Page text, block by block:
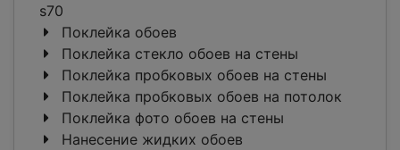
s70
Поклейка обоев
Поклейка стекло обоев на стены
Поклейка пробковых обоев на стены
Поклейка пробковых обоев на потолок
Поклейка фото обоев на стены
Нанесение жидких обоев